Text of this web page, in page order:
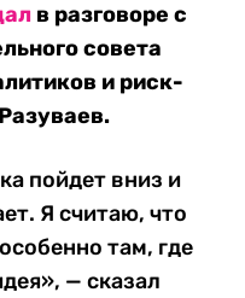
в разговоре с
совета
и риск-
пойдет вниз и
Я считаю, что
там, где
— сказал